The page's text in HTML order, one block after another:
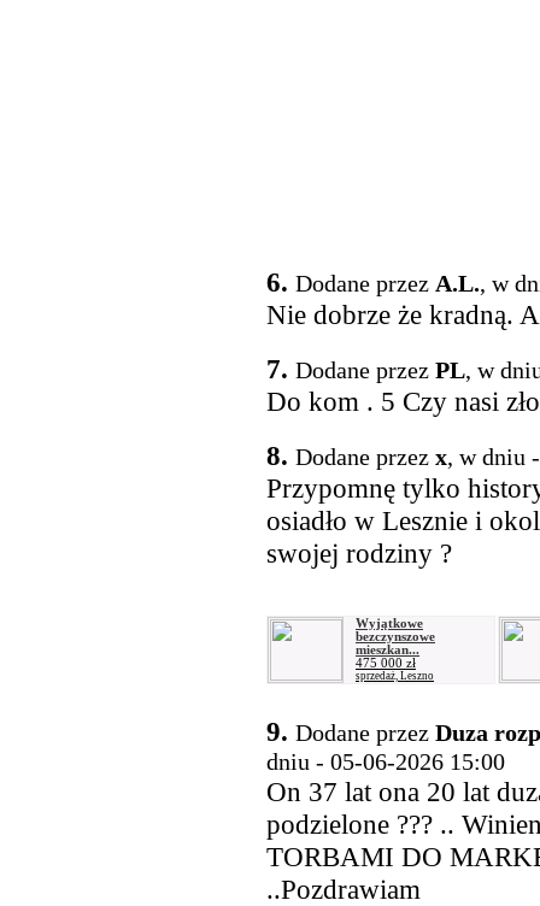
6. Dodane przez A.L., w
Nie dobrze że kradną.
7. Dodane przez PL, w
Do kom . 5 Czy nasi
8. Dodane przez x, w dniu
Przypomnę tylko
osiadło w Lesznie i
swojej rodziny ?
Wyjątkowe
bezczynszowe
mieszkan...
475 000 zł
sprzedaż, Leszno
9. Dodane przez Duza
dniu - 05-06-2026 15:00
On 37 lat ona 20 lat
podzielone ??? ..
TORBAMI DO
..Pozdrawiam